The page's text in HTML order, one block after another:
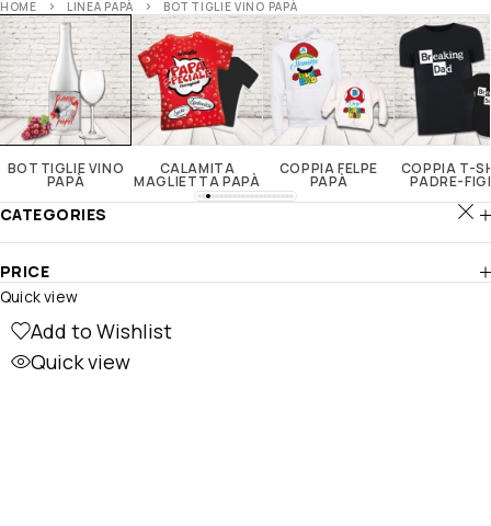
HOME LINEA PAPÀ BOTTIGLIE VINO PAPÀ
BOTTIGLIE VINO
PAPÀ
CALAMITA
MAGLIETTA PAPÀ
COPPIA FELPE
PAPÀ
COPPIA T-
PADRE-
CATEGORIES
PRICE
Add to Wishlist
Quick view
Quick view